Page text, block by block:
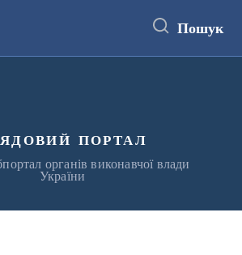
Пошук
портал
органів виконавчої влади
України